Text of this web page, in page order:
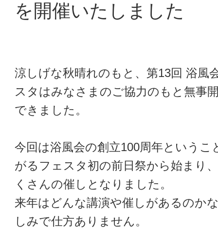
採用情報
浴風会病院
認知症介護研究・研修東京センター
よくあるご質問
交通アクセス
を開催いたしました
涼しげな秋晴れのもと、第13回 浴風
スタはみなさまのご協力のもと無事
できました。
今回は浴風会の創立100周年というこ
がるフェスタ初の前日祭から始まり
くさんの催しとなりました。
来年はどんな講演や催しがあるのか
しみで仕方ありません。